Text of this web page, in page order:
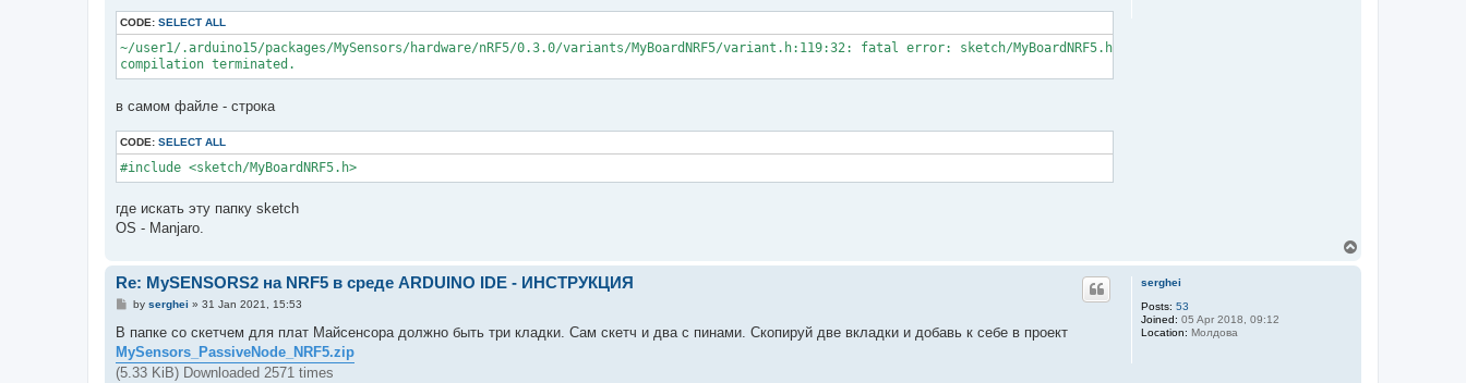
CODE: SELECT ALL
~/user1/.arduino15/packages/MySensors/hardware/nRF5/0.3.0/variants/MyBoardNRF5/variant.h:119:32: fatal error: sketch/MyBoardNRF5.h: No such file or directory
compilation terminated.
в самом файле - строка
CODE: SELECT ALL
#include <sketch/MyBoardNRF5.h>
где искать эту папку sketch
OS - Manjaro.
serghei
Posts: 53
Joined: 05 Apr 2018, 09:12
Location: Молдова
Re: MySENSORS2 на NRF5 в среде ARDUINO IDE - ИНСТРУКЦИЯ
P
s
by serghei » 31 Jan 2021, 15:53
В папке со скетчем для плат Майсенсора должно быть три кладки. Сам скетч и два с пинами. Скопируй две вкладки и добавь к себе в проект
MySensors_PassiveNode_NRF5.zip
(5.33 KiB) Downloaded 2571 times